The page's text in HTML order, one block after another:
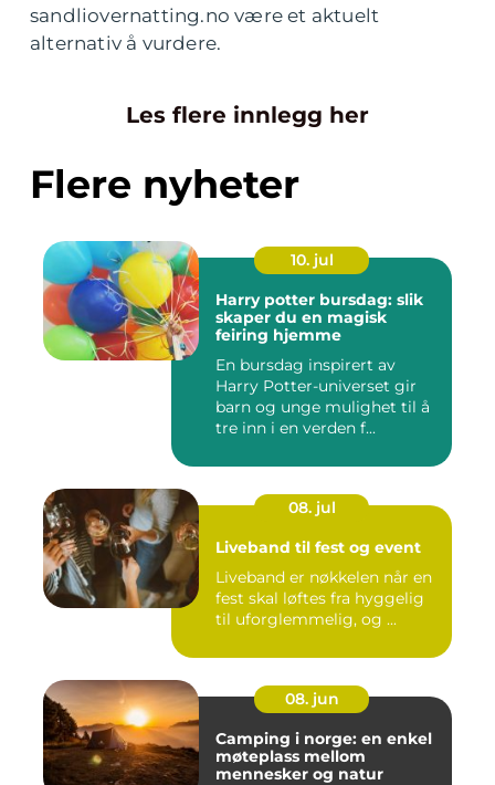
sandliovernatting.no være et aktuelt
alternativ å vurdere.
Les flere innlegg her
Flere nyheter
10. jul
Harry potter bursdag: slik
skaper du en magisk
feiring hjemme
En bursdag inspirert av
Harry Potter-universet gir
barn og unge mulighet til å
tre inn i en verden f...
08. jul
Liveband til fest og event
Liveband er nøkkelen når en
fest skal løftes fra hyggelig
til uforglemmelig, og ...
08. jun
Camping i norge: en enkel
møteplass mellom
mennesker og natur